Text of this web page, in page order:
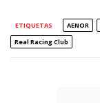
ETIQUETAS AENOR
Real Racing Club